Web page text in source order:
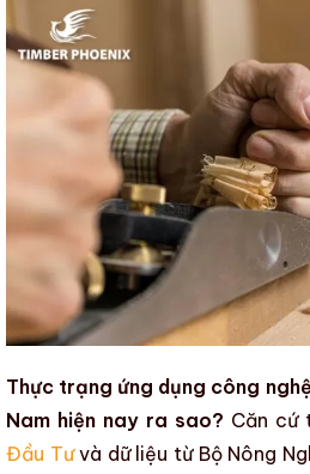
Thực trạng ứng dụng công
Nam hiện nay ra sao? Căn cứ
Đầu Tưvà dữ liệu từ Bộ Nông